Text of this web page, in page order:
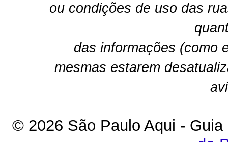
ou condições de uso das
das informações (como
mesmas estarem
© 2026 São Paulo Aqui -